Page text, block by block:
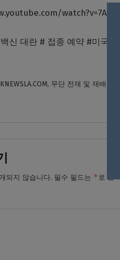
신 대란 # 접종 예약 #미국
무단 전재 및 재배포
되지 않습니다. 필수 필드는 *로 표